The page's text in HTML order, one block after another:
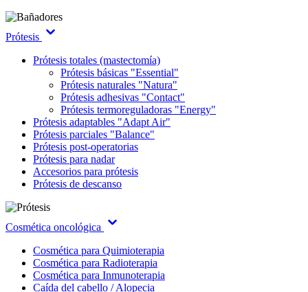
Prótesis
Prótesis totales (mastectomía)
Prótesis básicas "Essential"
Prótesis naturales "Natura"
Prótesis adhesivas "Contact"
Prótesis termoreguladoras "Energy"
Prótesis adaptables "Adapt Air"
Prótesis parciales "Balance"
Prótesis post-operatorias
Prótesis para nadar
Accesorios para prótesis
Prótesis de descanso
Cosmética oncológica
Cosmética para Quimioterapia
Cosmética para Radioterapia
Cosmética para Inmunoterapia
Caída del cabello / Alopecia